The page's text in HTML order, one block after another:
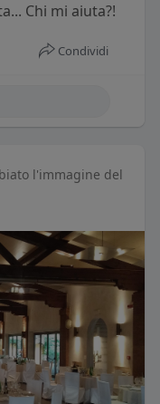
Chi mi aiuta?!
Condividi
l'immagine del